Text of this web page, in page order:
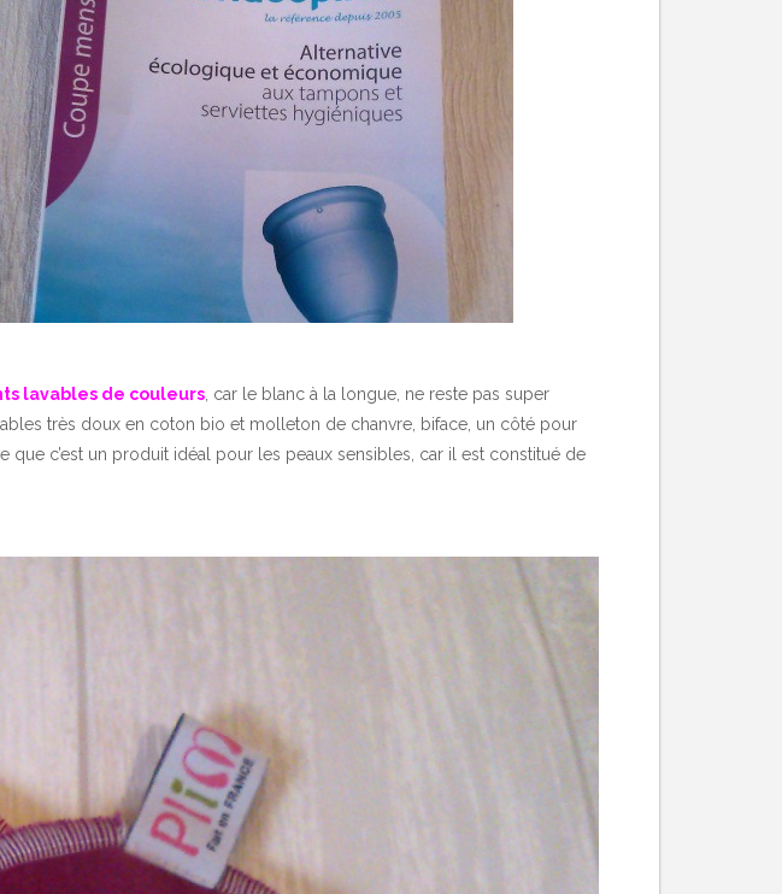
lavables de couleurs , car le blanc à la longue, ne reste pas super
très doux en coton bio et molleton de chanvre, biface, un côté pour
que c’est un produit idéal pour les peaux sensibles, car il est constitué de